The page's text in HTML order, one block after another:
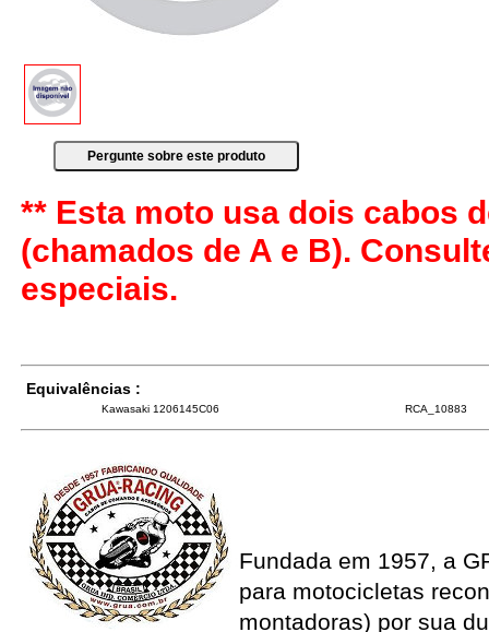
** Esta moto usa dois cabos
(chamados de A e B).
especiais.
Equivalências :
Kawasaki 1206145C06 RCA_10883
Fundada em 1957, a
para motocicletas
montadoras) por sua